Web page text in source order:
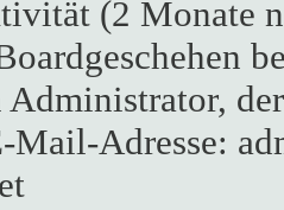
(2 Monate
Administrator,
Mail-Adresse: